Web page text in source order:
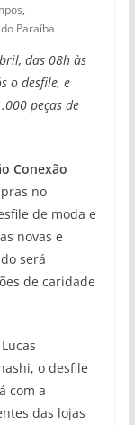
,
Paraíba
das 08h às
o desfile, e
peças de
Conexão
no
de moda e
novas e
será
de caridade
o desfile
com a
das lojas